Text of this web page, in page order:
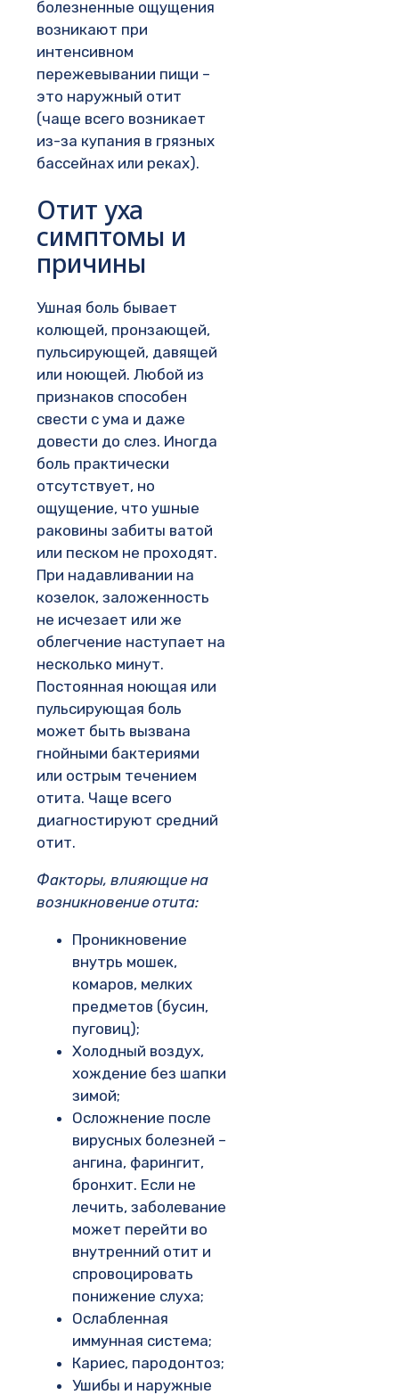
болезненные ощущения
возникают при
интенсивном
пережевывании пищи –
это наружный отит
(чаще всего возникает
из-за купания в грязных
бассейнах или реках).
Отит уха
симптомы и
причины
Ушная боль бывает
колющей, пронзающей,
пульсирующей, давящей
или ноющей. Любой из
признаков способен
свести с ума и даже
довести до слез. Иногда
боль практически
отсутствует, но
ощущение, что ушные
раковины забиты ватой
или песком не проходят.
При надавливании на
козелок, заложенность
не исчезает или же
облегчение наступает на
несколько минут.
Постоянная ноющая или
пульсирующая боль
может быть вызвана
гнойными бактериями
или острым течением
отита. Чаще всего
диагностируют средний
отит.
Факторы, влияющие на
возникновение отита:
Проникновение
внутрь мошек,
комаров, мелких
предметов (бусин,
пуговиц);
Холодный воздух,
хождение без шапки
зимой;
Осложнение после
вирусных болезней –
ангина, фарингит,
бронхит. Если не
лечить, заболевание
может перейти во
внутренний отит и
спровоцировать
понижение слуха;
Ослабленная
иммунная система;
Кариес, пародонтоз;
Ушибы и наружные